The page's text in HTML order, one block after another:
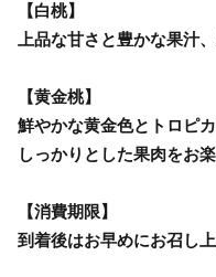
【白桃】
上品な甘さと豊かな果汁
【黄金桃】
鮮やかな黄金色とトロピ
しっかりとした果肉をお
【消費期限】
到着後はお早めにお召し上